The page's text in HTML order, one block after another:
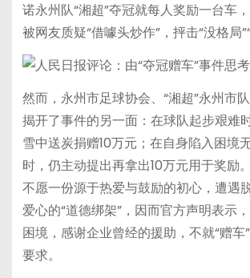
诺永州队“湘超”夺冠就每人奖励一台车
被网友质疑“借噱头炒作”，抨击“没格局”“
然而，永州市足球协会、“湘超”永州市
揭开了事件的另一面：在球队起步艰难
雪中送炭捐赠10万元；在自身陷入困境
时，仍主动提出再拿出10万元用于奖励。
不愿一份源于热爱与鼓励的初心，遭遇
爱心的“道德绑架”，因而官方声明表示
困境，感谢企业曾经的援助，不就“赠车
要求。